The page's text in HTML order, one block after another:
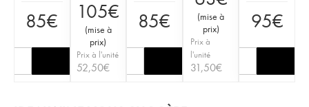
85€ 105€
(mise à
prix)
Prix à l'unité
52,50€
85€ (mise à
prix)
Prix à
l'unité
31,50€
95€